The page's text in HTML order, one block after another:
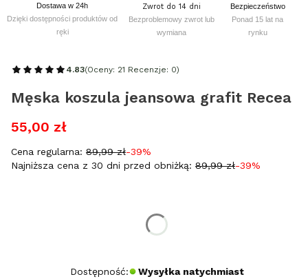
Dostawa w 24h
Dzięki dostępności produktów od
ręki
Zwrot do 14 dni
Bezproblemowy zwrot lub
wymiana
Bezpieczeństwo
Ponad 15 lat na
rynku
4.83(Oceny: 21 Recenzje: 0)
Męska koszula jeansowa grafit Recea
55,00 zł
Cena regularna: 89,99 zł-39%
Najniższa cena z 30 dni przed obniżką: 89,99 zł-39%
Dostępność: Wysyłka natychmiast